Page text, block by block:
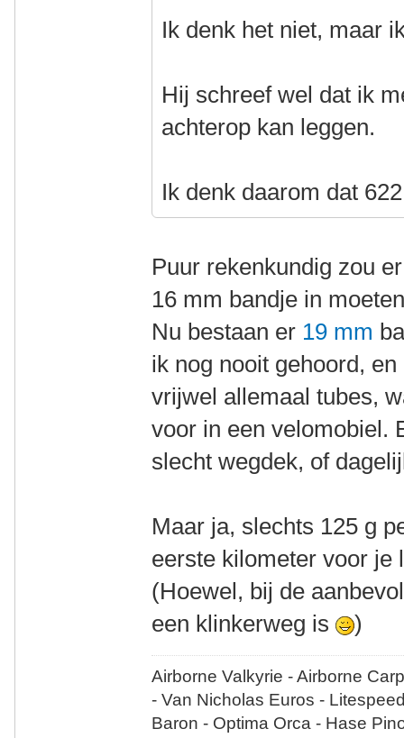
Ik denk het niet, maar
Hij schreef wel dat ik
achterop kan leggen.
Ik denk daarom dat
Puur rekenkundig zou
16 mm bandje in
Nu bestaan er 19 mm
ik nog nooit gehoord,
vrijwel allemaal tubes,
voor in een velomobiel.
slecht wegdek, of
Maar ja, slechts 125 g
eerste kilometer voor je
(Hoewel, bij de
een klinkerweg is
)
Airborne Valkyrie - Airborne
- Van Nicholas Euros -
Baron - Optima Orca - Hase